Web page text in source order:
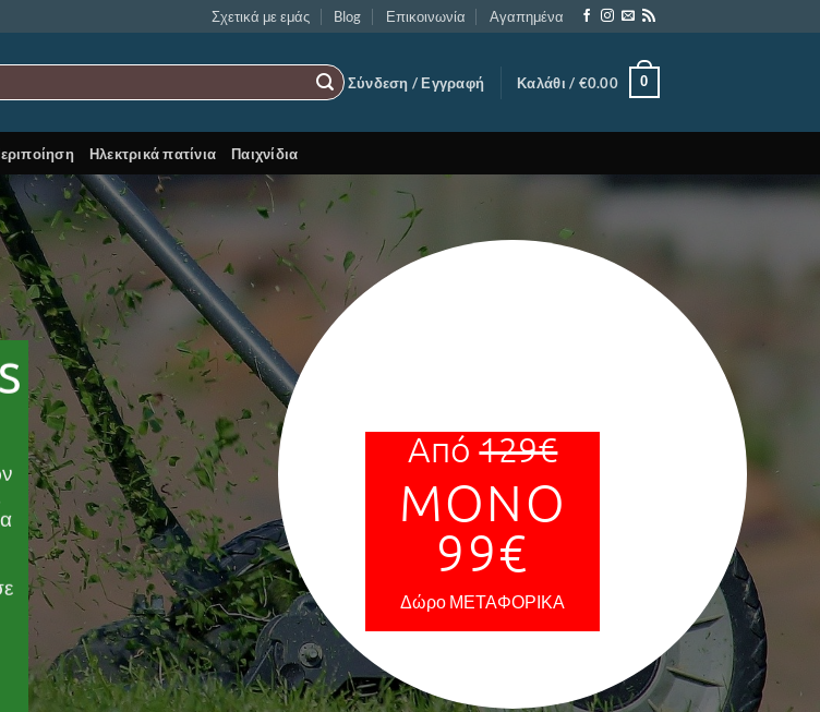
Σχετικά με εμάς Blog Επικοινωνία Αγαπημένα
Σύνδεση / Εγγραφή Καλάθι / €0.00 0
Ηλεκτρικά πατίνια Παιχνίδια
Από129€
ΜΟΝΟ
99€
Δώρο ΜΕΤΑΦΟΡΙΚΑ